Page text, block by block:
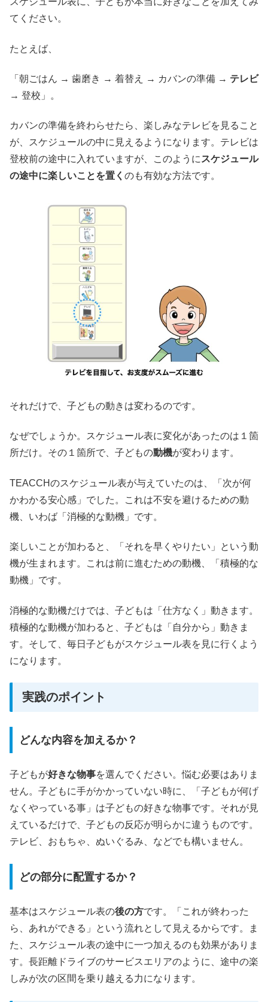
てください。
たとえば、
「朝ごはん → 歯磨き → 着替え → カバンの準備 → テレビ
→ 登校」。
カバンの準備を終わらせたら、楽しみなテレビを見ること
が、スケジュールの中に見えるようになります。テレビは
登校前の途中に入れていますが、このように スケジュール
の途中に楽しいことを置く のも有効な方法です。
それだけで、子どもの動きは変わるのです。
なぜでしょうか。スケジュール表に変化があったのは１箇
所だけ。その１箇所で、子どもの動機が変わります。
TEACCHのスケジュール表が与えていたのは、「次が何
かわかる安心感」でした。これは不安を避けるための動
機、いわば「消極的な動機」です。
楽しいことが加わると、「それを早くやりたい」という動
機が生まれます。これは前に進むための動機、「積極的な
動機」です。
消極的な動機だけでは、子どもは「仕方なく」動きます。
積極的な動機が加わると、子どもは「自分から」動きま
す。そして、毎日子どもがスケジュール表を見に行くよう
になります。
実践のポイント
どんな内容を加えるか？
子どもが好きな物事を選んでください。悩む必要はありま
せん。子どもに手がかかっていない時に、「子どもが何げ
なくやっている事」は子どもの好きな物事です。それが見
えているだけで、子どもの反応が明らかに違うものです。
テレビ、おもちゃ、ぬいぐるみ、などでも構いません。
どの部分に配置するか？
基本はスケジュール表の後の方です。「これが終わった
ら、あれができる」という流れとして見えるからです。ま
た、スケジュール表の途中に一つ加えるのも効果がありま
す。長距離ドライブのサービスエリアのように、途中の楽
しみが次の区間を乗り越える力になります。